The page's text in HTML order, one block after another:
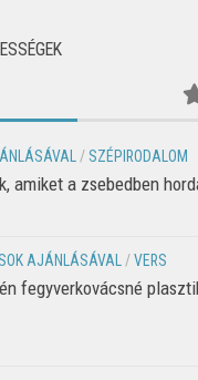
/ SZÉPIRODALOM
amiket a zsebedben
AJÁNLÁSÁVAL/VERS
fegyverkovácsné